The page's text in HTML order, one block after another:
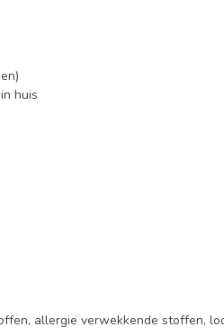
huis
allergie verwekkende stoffen,